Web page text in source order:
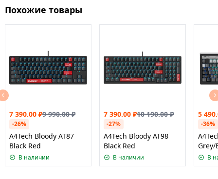
Похожие товары
7 390.00 ₽9 990.00₽
-26%
A4Tech Bloody AT87
Black Red
В наличии
7 390.00 ₽10 190.00₽
-27%
A4Tech Bloody AT98
Black Red
В наличии
5
-36%
Grey/
В